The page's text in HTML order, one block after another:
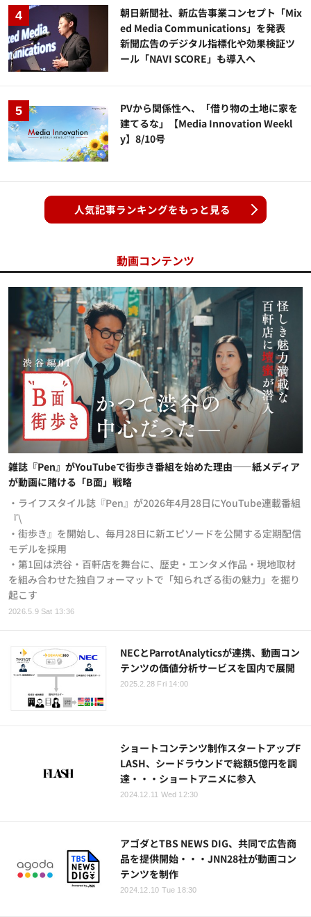
朝日新聞社、新広告事業コンセプト「Mix
ed Media Communications」を発表
新聞広告のデジタル指標化や効果検証ツ
ール「NAVI SCORE」も導入へ
PVから関係性へ、「借り物の土地に家を
建てるな」【Media Innovation Weekl
y】8/10号
人気記事ランキングをもっと見る
動画コンテンツ
2026.5.9 Sat 13:36
雑誌『Pen』がYouTubeで街歩き番組を始めた理由——紙メディア
が動画に賭ける「B面」戦略
・ライフスタイル誌『Pen』が2026年4月28日にYouTube連載番組
『\
・街歩き』を開始し、毎月28日に新エピソードを公開する定期配信
モデルを採用
・第1回は渋谷・百軒店を舞台に、歴史・エンタメ作品・現地取材
を組み合わせた独自フォーマットで「知られざる街の魅力」を掘り
起こす
NECとParrotAnalyticsが連携、動画コン
テンツの価値分析サービスを国内で展開
2025.2.28 Fri 14:00
ショートコンテンツ制作スタートアップF
LASH、シードラウンドで総額5億円を調
達・・・ショートアニメに参入
2024.12.11 Wed 12:30
アゴダとTBS NEWS DIG、共同で広告商
品を提供開始・・・JNN28社が動画コン
テンツを制作
2024.12.10 Tue 18:30